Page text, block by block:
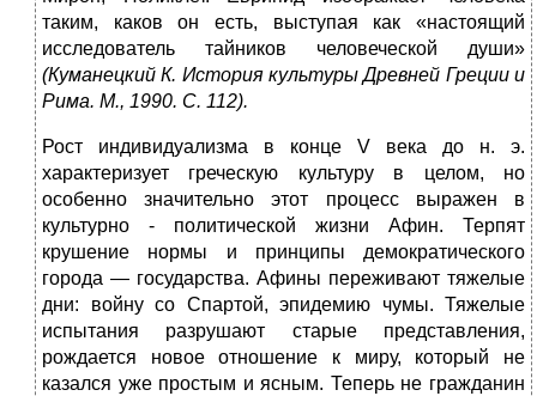
таким, каков он есть, выступая как «настоящий
исследователь тайников человеческой души»
(Куманецкий К. История культуры Древней Греции и
Рима. М., 1990. С. 112).
Рост индивидуализма в конце V века до н. э.
характеризует греческую культуру в целом, но
особенно значительно этот процесс выражен в
культурно - политической жизни Афин. Терпят
крушение нормы и принципы демократического
города — государства. Афины переживают тяжелые
дни: войну со Спартой, эпидемию чумы. Тяжелые
испытания разрушают старые представления,
рождается новое отношение к миру, который не
казался уже простым и ясным. Теперь не гражданин